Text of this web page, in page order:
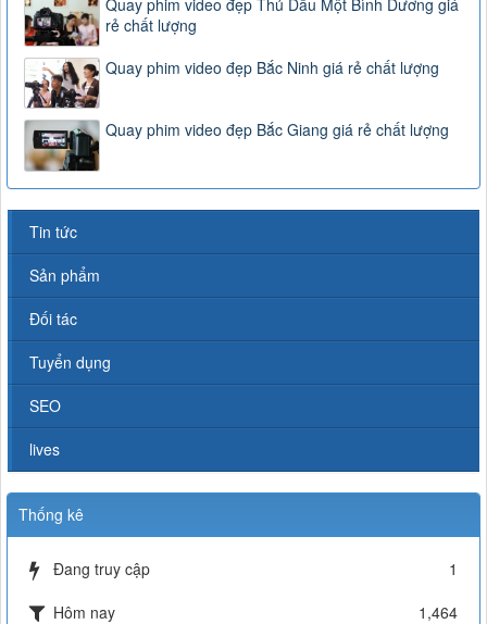
Quay phim video đẹp Thủ Dầu Một Bình Dương giá
rẻ chất lượng
Quay phim video đẹp Bắc Ninh giá rẻ chất lượng
Quay phim video đẹp Bắc Giang giá rẻ chất lượng
Tin tức
Sản phẩm
Đối tác
Tuyển dụng
SEO
lives
Thống kê
Đang truy cập
1
Hôm nay
1,464